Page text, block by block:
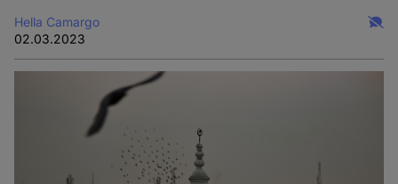
Hella Camargo
02.03.2023